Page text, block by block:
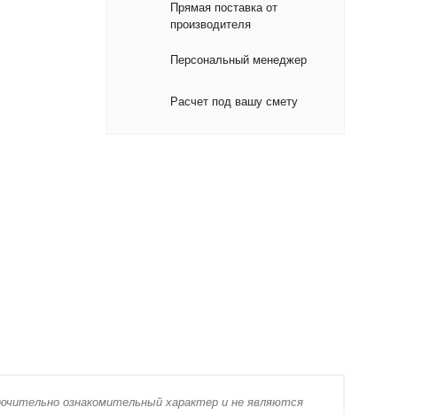
Прямая поставка от
производителя
Персональный менеджер
Расчет под вашу смету
ознакомительный харaктер и не являютcя